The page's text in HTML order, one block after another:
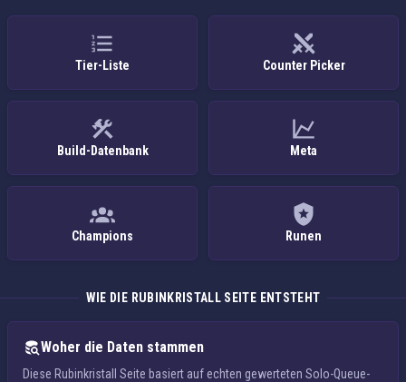
Tier-Liste Counter Picker
Build-Datenbank Meta
Champions Runen
WIE DIE RUBINKRISTALL SEITE ENTSTEHT
Woher die Daten stammen
Diese Rubinkristall Seite basiert auf echten gewerteten Solo-Queue-